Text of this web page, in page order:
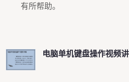
有所帮助。
电脑单机键盘操作视频